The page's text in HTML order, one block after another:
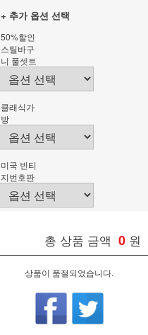
+ 추가 옵션 선택
50%할인
스틸바구
니 풀셋트
클래식가
방
미국 빈티
지번호판
총 상품 금액 0 원
상품이 품절되었습니다.